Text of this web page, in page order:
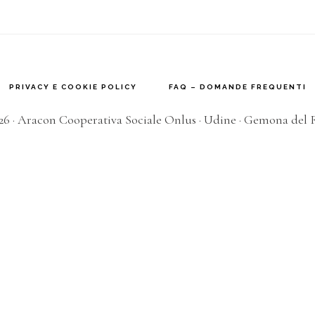
PRIVACY E COOKIE POLICY FAQ – DOMANDE FREQUENTI
· Aracon Cooperativa Sociale Onlus · Udine · Gemona del